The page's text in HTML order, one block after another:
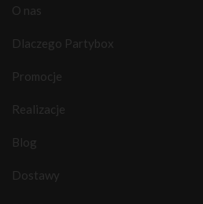
O nas
Dlaczego Partybox
Promocje
Realizacje
Blog
Dostawy